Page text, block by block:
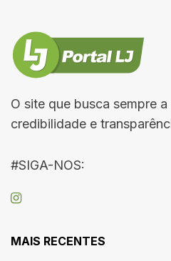
O site que busca sempre
credibilidade e
#SIGA-NOS:
MAIS RECENTES